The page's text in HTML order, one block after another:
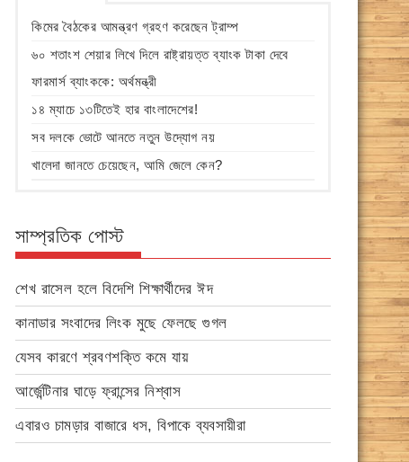
কিমের বৈঠকের আমন্ত্রণ গ্রহণ করেছেন ট্রাম্প
৬০ শতাংশ শেয়ার লিখে দিলে রাষ্ট্রায়ত্ত ব্যাংক টাকা দেবে
ফারমার্স ব্যাংককে: অর্থমন্ত্রী
১৪ ম্যাচে ১৩টিতেই হার বাংলাদেশের!
সব দলকে ভোটে আনতে নতুন উদ্যোগ নয়
খালেদা জানতে চেয়েছেন, আমি জেলে কেন?
সাম্প্রতিক পোস্ট
শেখ রাসেল হলে বিদেশি শিক্ষার্থীদের ঈদ
কানাডার সংবাদের লিংক মুছে ফেলছে গুগল
যেসব কারণে শ্রবণশক্তি কমে যায়
আর্জেন্টিনার ঘাড়ে ফ্রান্সের নিশ্বাস
এবারও চামড়ার বাজারে ধস, বিপাকে ব্যবসায়ীরা